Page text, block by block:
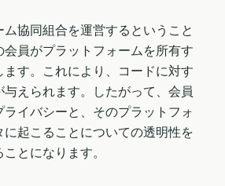
協同組合を運営するということ
員がプラットフォームを所有す
ます。これにより、コードに対す
与えられます。したがって、会員
イバシーと、そのプラットフォ
起こることについての透明性を
とになります。